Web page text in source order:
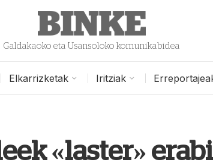
Galdakaoko eta Usansoloko komunikabidea
Elkarrizketak Iritziak
«laster»